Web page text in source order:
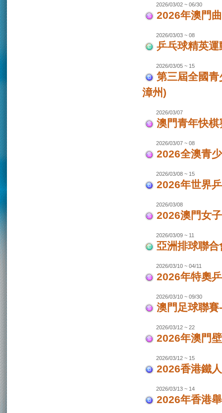
2026/03/02 ~ 06/30
2026年澳門
2026/03/03 ~ 08
乒乓球精英
2026/03/05 ~ 15
第三屆全國
漳州)
2026/03/07
澳門青年快棋
2026/03/07 ~ 08
2026全澳青
2026/03/08 ~ 15
2026年世界
2026/03/08
2026澳門女
2026/03/09 ~ 11
亞洲排球聯
2026/03/10 ~ 04/11
2026年特奧
2026/03/10 ~ 09/30
澳門足球聯
2026/03/12 ~ 22
2026年澳門
2026/03/12 ~ 15
2026香港鐵
2026/03/13 ~ 14
2026年香港